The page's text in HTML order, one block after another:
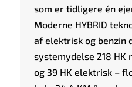
som er tidligere én
Moderne HYBRID
af elektrisk og benzin
systemydelse 218 HK
og 39 HK elektrisk –